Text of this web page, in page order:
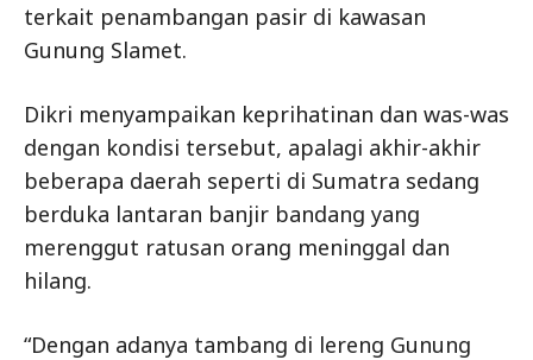
terkait penambangan pasir di kawasan
Gunung Slamet.
Dikri menyampaikan keprihatinan dan was-was
dengan kondisi tersebut, apalagi akhir-akhir
beberapa daerah seperti di Sumatra sedang
berduka lantaran banjir bandang yang
merenggut ratusan orang meninggal dan
hilang.
“Dengan adanya tambang di lereng Gunung